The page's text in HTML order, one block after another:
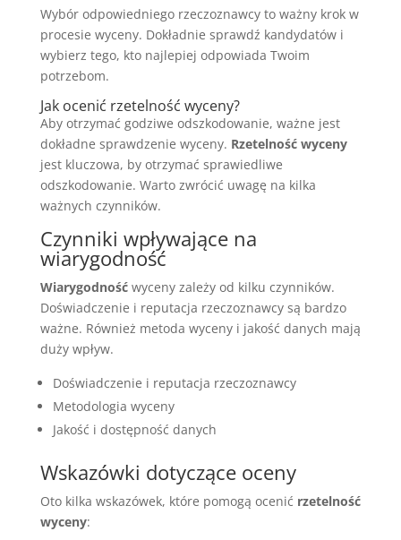
Wybór odpowiedniego rzeczoznawcy to ważny krok w
procesie wyceny. Dokładnie sprawdź kandydatów i
wybierz tego, kto najlepiej odpowiada Twoim
potrzebom.
Jak ocenić rzetelność wyceny?
Aby otrzymać godziwe odszkodowanie, ważne jest
dokładne sprawdzenie wyceny. Rzetelność wyceny
jest kluczowa, by otrzymać sprawiedliwe
odszkodowanie. Warto zwrócić uwagę na kilka
ważnych czynników.
Czynniki wpływające na
wiarygodność
Wiarygodnośćwyceny zależy od kilku czynników.
Doświadczenie i reputacja rzeczoznawcy są bardzo
ważne. Również metoda wyceny i jakość danych mają
duży wpływ.
Doświadczenie i reputacja rzeczoznawcy
Metodologia wyceny
Jakość i dostępność danych
Wskazówki dotyczące oceny
Oto kilka wskazówek, które pomogą ocenić rzetelność
wyceny: